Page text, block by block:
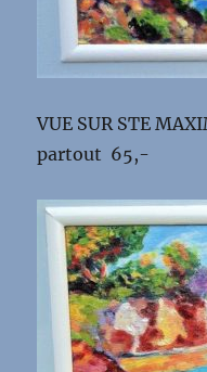
VUE SUR STE
partout 65,-